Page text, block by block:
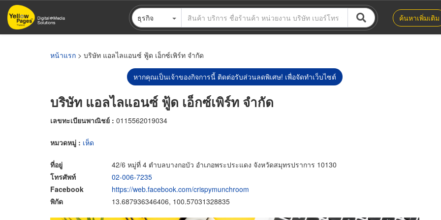
ข้าม
ไป
ธุรกิจ ค้นหาเพิ่มเติม
หน้าแรก > บริษัท แอลไลแอนซ์ ฟู้ด เอ็กซ์เพิร์ท จำกัด
หากคุณเป็นเจ้าของกิจการนี้ ติดต่อรับส่วนลดพิเศษ! เพื่อจัดทำเว็บไซต์
บริษัท แอลไลแอนซ์ ฟู้ด เอ็กซ์เพิร์ท จำกัด
เลขทะเบียนพาณิชย์ : 0115562019034
หมวดหมู่ : เห็ด
ที่อยู่
42/6 หมู่ที่ 4 ตำบลบางกอบัว อำเภอพระประแดง จังหวัดสมุทรปราการ 10130
โทรศัพท์
02-006-7235
Facebook
https://web.facebook.com/crispymunchroom
พิกัด
13.687936346406, 100.57031328835